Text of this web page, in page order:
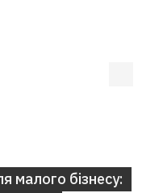
малого бізнесу: